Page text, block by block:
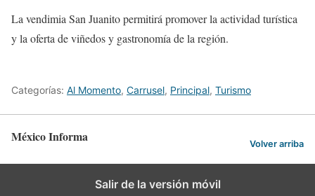
La vendimia San Juanito permitirá promover la actividad turística
y la oferta de viñedos y gastronomía de la región.
Categorías: Al Momento, Carrusel, Principal, Turismo
México Informa Volver arriba
Salir de la versión móvil